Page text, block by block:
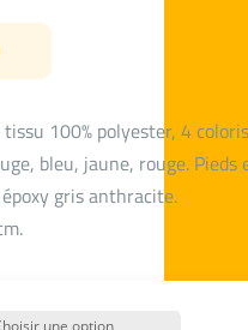
100% polyester, 4 coloris
bleu, jaune, rouge. Pieds
gris anthracite.